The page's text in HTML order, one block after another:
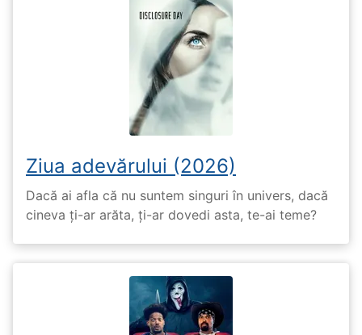
Ziua adevărului (2026)
Dacă ai afla că nu suntem singuri în univers, dacă
cineva ți-ar arăta, ți-ar dovedi asta, te-ai teme?